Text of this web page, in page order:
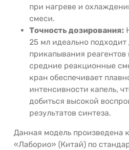
при нагреве и
смеси.
Точность дозирования:
25 мл идеально
прикапывания
средние реакционные
кран обеспечивает
интенсивности капель,
добиться высокой
результатов синтеза.
Данная модель произведена
«Лаборио» (Китай) по